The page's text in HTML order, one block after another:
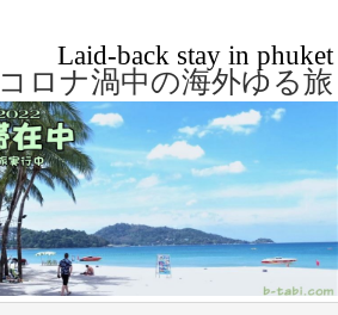
Laid-back stay in phuket
コロナ渦中の海外ゆる旅